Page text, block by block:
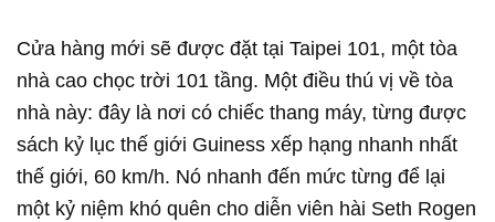
Cửa hàng mới sẽ được đặt tại Taipei 101, một tòa
nhà cao chọc trời 101 tầng. Một điều thú vị về tòa
nhà này: đây là nơi có chiếc thang máy, từng được
sách kỷ lục thế giới Guiness xếp hạng nhanh nhất
thế giới, 60 km/h. Nó nhanh đến mức từng để lại
một kỷ niệm khó quên cho diễn viên hài Seth Rogen